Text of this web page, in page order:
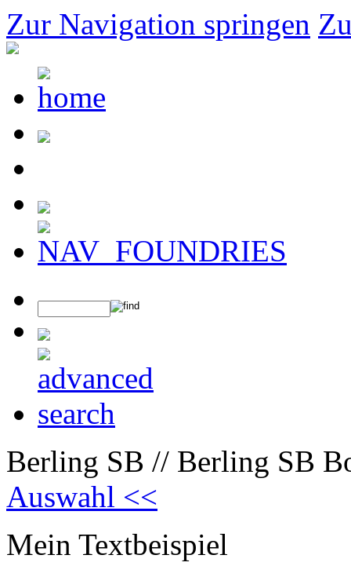
Zur Navigation springen
Berling SB // Berling SB
Auswahl <<
Mein Textbeispiel